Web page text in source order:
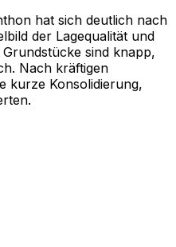
hat sich deutlich nach
der Lagequalität und
sind knapp,
Nach kräftigen
kurze Konsolidierung,